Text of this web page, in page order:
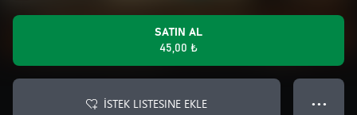
SATIN AL
45,00 ₺
İSTEK LISTESINE EKLE ● ● ●